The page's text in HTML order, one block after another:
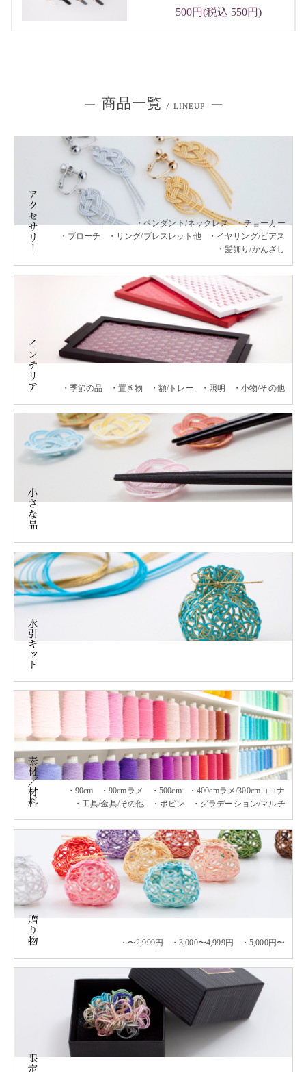
500円(税込 550円)
商品一覧 / LINEUP
チョーカー
ペンダント/ネックレス
イヤリング/ピアス
リング/ブレスレット他
ブローチ
髪飾り/かんざし
小物/その他
照明
額/トレー
置き物
季節の品
400cmラメ/300cmココナ
500cm
90cmラメ
90cm
グラデーション/マルチ
ボビン
工具/金具/その他
5,000円〜
3,000〜4,999円
〜2,999円